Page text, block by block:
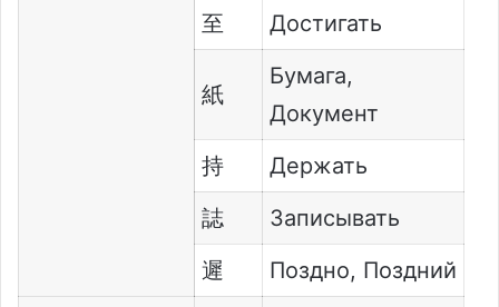
至 Достигать
紙
Бумага,
Документ
持
Держать
誌
Записывать
遲
Поздно, Поздний